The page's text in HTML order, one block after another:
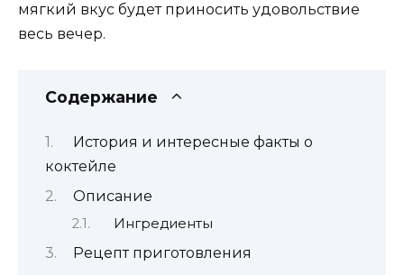
мягкий вкус будет приносить удовольствие
весь вечер.
Содержание
История и интересные факты о
коктейле
Описание
Ингредиенты
Рецепт приготовления